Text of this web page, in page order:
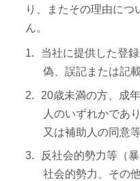
り、またその理由に
ん。
当社に提供した登
偽、誤記または記
20歳未満の方、成
人のいずれかであ
又は補助人の同意
反社会的勢力等（
社会的勢力、その